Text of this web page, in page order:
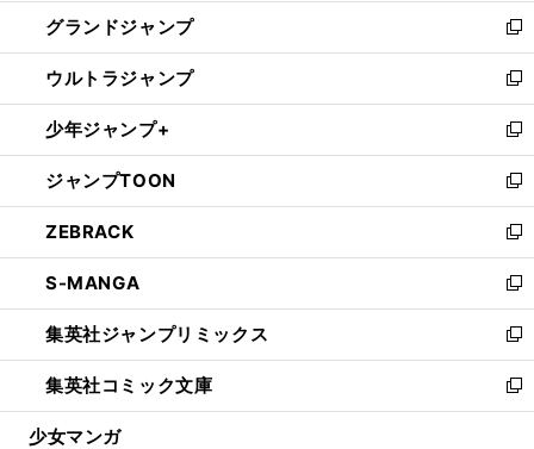
で
開
く
ド
ウ
で
開
く
ウ
ィ
ン
ド
ウ
で
開
く
し
い
ウ
ィ
ン
ド
ウ
で
開
く
グランドジャンプ
新
し
い
ウ
ィ
ン
ド
ウ
で
開
く
ウルトラジャンプ
新
し
い
ウ
ィ
ン
ド
ウ
で
開
く
少年ジャンプ+
新
し
い
ウ
ィ
ン
ド
ウ
で
開
く
ジャンプTOON
新
し
い
ウ
ィ
ン
ド
ウ
で
開
ZEBRACK
新
し
い
ウ
ィ
ン
ド
ウ
S-MANGA
新
し
い
ウ
ィ
ン
集英社ジャンプリミックス
新
し
い
ウ
集英社コミック文庫
新
し
少女マンガ